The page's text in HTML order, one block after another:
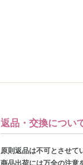
返品・交換につい
原則返品は不可とさせて
商品出荷には万全の注意